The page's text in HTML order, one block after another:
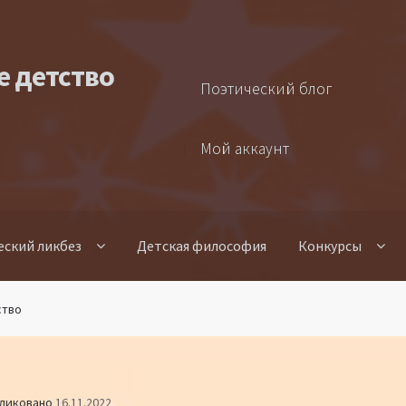
детство Поэтический блог
Мой аккаунт
ликбез Детская философия Конкурсы
16.11.2022